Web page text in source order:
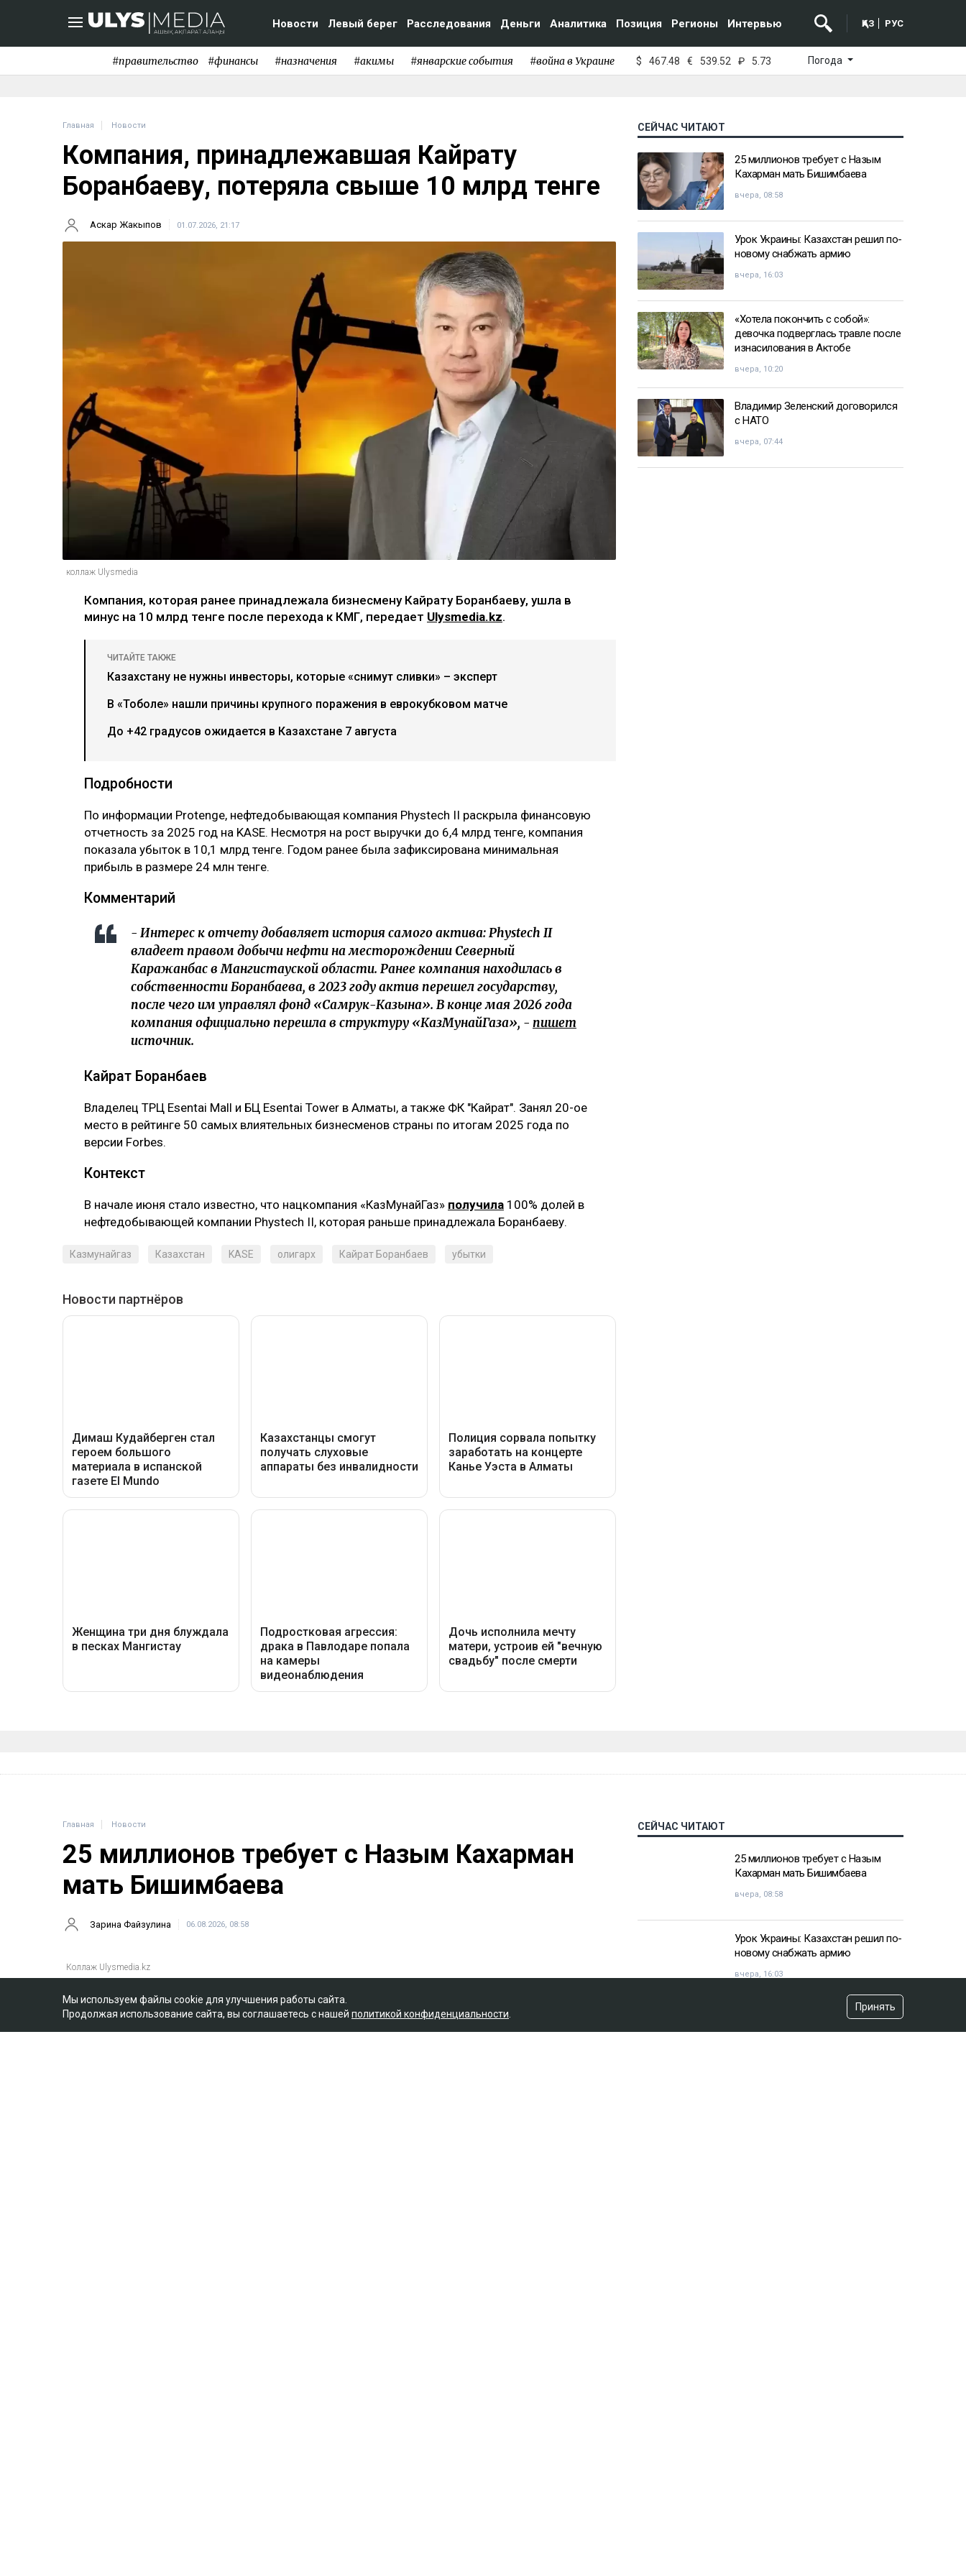
Новости Левый берег Расследования Деньги Аналитика Позиция Регионы Интервью ҚАЗ РУС
#правительство #финансы #назначения #акимы #январские события #война в Украине $ 467.48 € 539.52 ₽ 5.73 Погода
Главная Новости
Компания, принадлежавшая Кайрату
Боранбаеву, потеряла свыше 10 млрд тенге
Аскар Жакыпов 01.07.2026, 21:17
коллаж Ulysmedia
Компания, которая ранее принадлежала бизнесмену Кайрату Боранбаеву, ушла в
минус на 10 млрд тенге после перехода к КМГ, передает Ulysmedia.kz.
ЧИТАЙТЕ ТАКЖЕ
Казахстану не нужны инвесторы, которые «снимут сливки» – эксперт
В «Тоболе» нашли причины крупного поражения в еврокубковом матче
До +42 градусов ожидается в Казахстане 7 августа
Подробности
По информации Protenge, нефтедобывающая компания Phystech II раскрыла финансовую
отчетность за 2025 год на KASE. Несмотря на рост выручки до 6,4 млрд тенге, компания
показала убыток в 10,1 млрд тенге. Годом ранее была зафиксирована минимальная
прибыль в размере 24 млн тенге.
Комментарий
- Интерес к отчету добавляет история самого актива: Phystech II
владеет правом добычи нефти на месторождении Северный
Каражанбас в Мангистауской области. Ранее компания находилась в
собственности Боранбаева, в 2023 году актив перешел государству,
после чего им управлял фонд «Самрук-Казына». В конце мая 2026 года
компания официально перешла в структуру «КазМунайГаза», - пишет
источник.
Кайрат Боранбаев
Владелец ТРЦ Esentai Mall и БЦ Esentai Tower в Алматы, а также ФК "Кайрат". Занял 20-ое
место в рейтинге 50 самых влиятельных бизнесменов страны по итогам 2025 года по
версии Forbes.
Контекст
В начале июня стало известно, что нацкомпания «КазМунайГаз» получила 100% долей в
нефтедобывающей компании Phystech II, которая раньше принадлежала Боранбаеву.
Казмунайгаз Казахстан KASE олигарх Кайрат Боранбаев убытки
СЕЙЧАС ЧИТАЮТ
25 миллионов требует с Назым
Кахарман мать Бишимбаева
вчера, 08:58
Урок Украины: Казахстан решил по-
новому снабжать армию
вчера, 16:03
«Хотела покончить с собой»:
девочка подверглась травле после
изнасилования в Актобе
вчера, 10:20
Владимир Зеленский договорился
с НАТО
вчера, 07:44
Главная Новости
25 миллионов требует с Назым Кахарман
мать Бишимбаева
Зарина Файзулина 06.08.2026, 08:58
СЕЙЧАС ЧИТАЮТ
25 миллионов требует с Назым
Кахарман мать Бишимбаева
вчера, 08:58
Урок Украины: Казахстан решил по-
новому снабжать армию
вчера, 16:03
«Хотела покончить с собой»:
девочка подверглась травле после
Мы используем файлы cookie для улучшения работы сайта.
Продолжая использование сайта, вы соглашаетесь с нашей политикой конфиденциальности
Принять